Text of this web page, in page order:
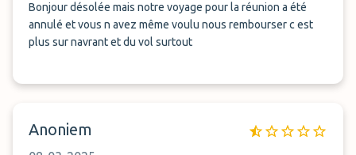
Bonjour désolée mais notre voyage pour la réunion a été
annulé et vous n avez même voulu nous rembourser c est
plus sur navrant et du vol surtout
Anoniem